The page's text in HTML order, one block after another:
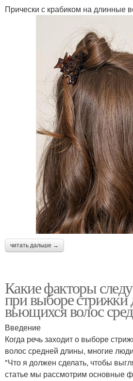
Прически с крабиком на длинные
читать дальше →
Какие факторы
при выборе стрижки
вьющихся волос
Введение
Когда речь заходит о выборе
волос средней длины, многие
"Что я должен сделать, чтобы
статье мы рассмотрим основные